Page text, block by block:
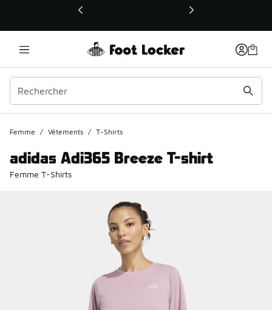
Ce lien ouvrira une nouvelle fenêtre
Femme / Vêtements / T-Shirts
adidas Adi365 Breeze T-shirt
Femme T-Shirts